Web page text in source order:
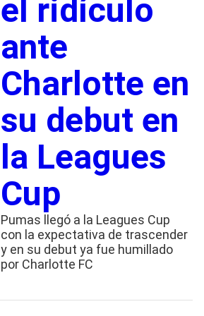
el ridículo
ante
Charlotte en
su debut en
la Leagues
Cup
Pumas llegó a la Leagues Cup
con la expectativa de trascender
y en su debut ya fue humillado
por Charlotte FC